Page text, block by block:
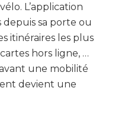
L’application
sa porte ou
itinéraires les plus
hors ligne, …
une mobilité
devient une